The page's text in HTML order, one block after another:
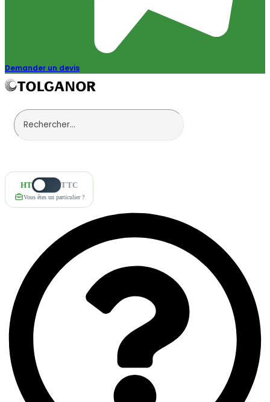
Demander un devis
HT TTC
Vous êtes un particulier ?